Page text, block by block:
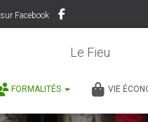
Facebook
Le Fieu
FORMALITÉS VIE